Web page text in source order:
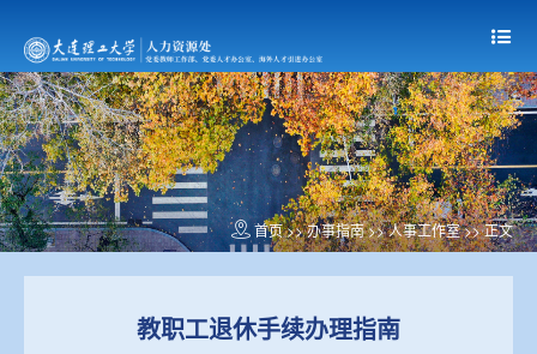
首页>> 办事指南 >>人事工作室>> 正文
教职工退休手续办理指南